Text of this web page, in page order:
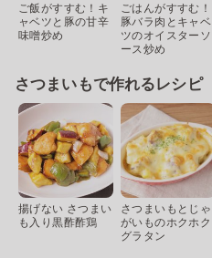
ご飯がすすむ！キ
ャベツと豚の甘辛
味噌炒め
ごはんがすすむ！
豚バラ肉とキャベ
ツのオイスターソ
ース炒め
さつまいもで作れるレシピ
揚げない さつまい
も入り黒酢酢鶏
さつまいもとじゃ
がいものホクホク
グラタン